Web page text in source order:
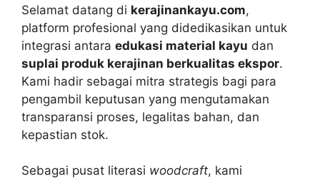
Selamat datang di kerajinankayu.com,
platform profesional yang didedikasikan untuk
integrasi antara edukasi material kayu dan
suplai produk kerajinan berkualitas ekspor.
Kami hadir sebagai mitra strategis bagi para
pengambil keputusan yang mengutamakan
transparansi proses, legalitas bahan, dan
kepastian stok.
Sebagai pusat literasi woodcraft, kami